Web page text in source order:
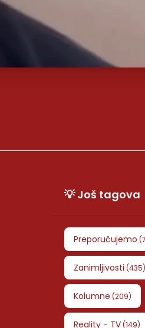
💡 Još tagova
Preporučujemo (
Zanimljivosti (435)
Kolumne (209)
Reality - TV(149)